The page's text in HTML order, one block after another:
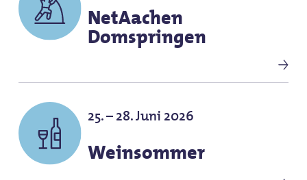
NetAachen
Domspringen
25. – 28. Juni 2026
Weinsommer